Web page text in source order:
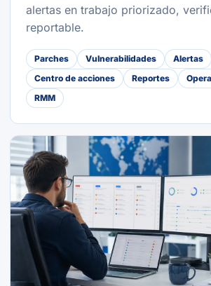
alertas en trabajo priorizado,
reportable.
Parches Vulnerabilidades
Alertas
Centro de acciones
Reportes
RMM